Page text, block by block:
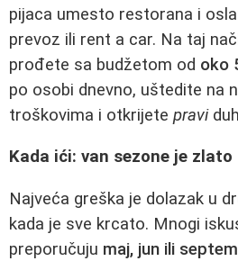
pijaca umesto restorana i
prevoz ili rent a car. Na taj
prođete sa budžetom od oko
po osobi dnevno, uštedite na
troškovima i otkrijete pravi
Kada ići: van sezone je zlato
Najveća greška je dolazak u
kada je sve krcato. Mnogi
preporučuju maj, jun ili